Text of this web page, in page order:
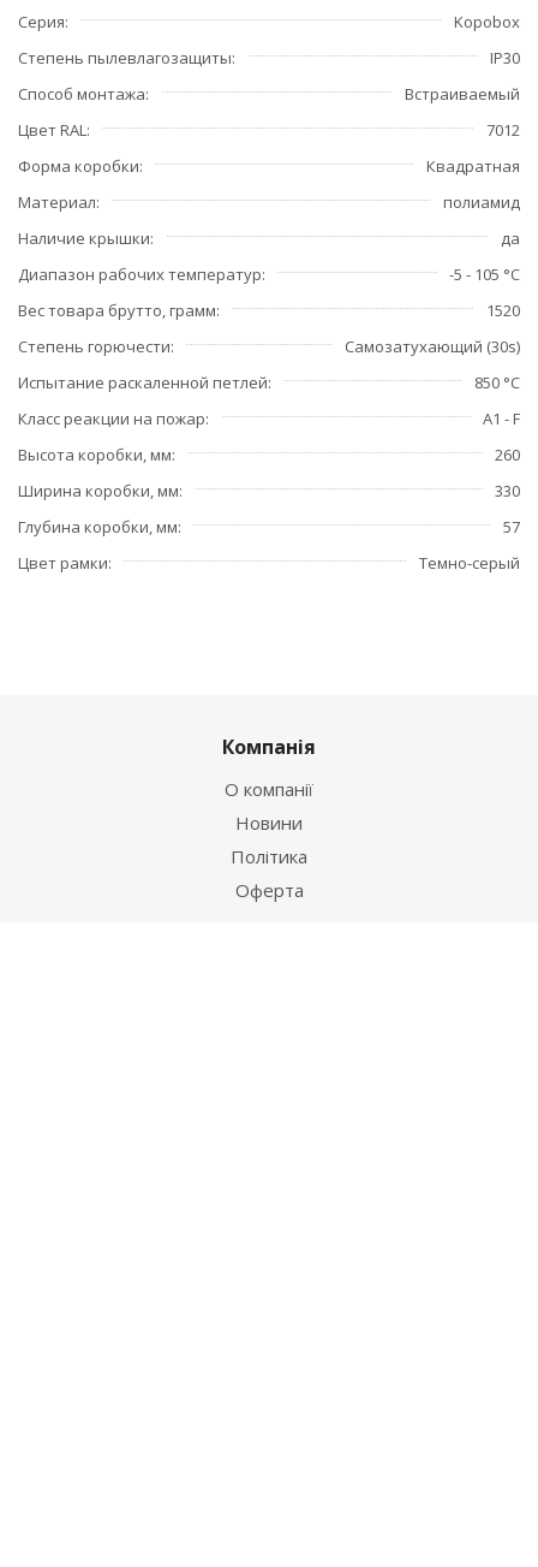
Серия
Kopobox
Степень пылевлагозащиты
IP30
Способ монтажа
Встраиваемый
Цвет RAL
7012
Форма коробки
Квадратная
Материал
полиамид
Наличие крышки
да
Диапазон рабочих температур
-5 - 105 °C
Вес товара брутто, грамм
1520
Степень горючести
Самозатухающий (30s)
Испытание раскаленной петлей
850 °C
Класс реакции на пожар
A1 - F
Высота коробки, мм
260
Ширина коробки, мм
330
Глубина коробки, мм
57
Цвет рамки
Темно-серый
Компанія
О компанії
Новини
Політика
Оферта